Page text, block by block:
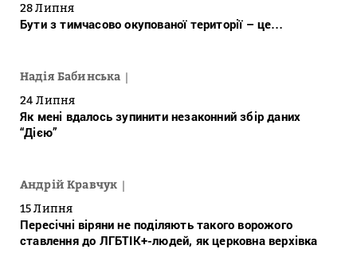
28 Липня
Бути з тимчасово окупованої території – це…
Надія Бабинська
24 Липня
Як мені вдалось зупинити незаконний збір даних
“Дією”
Андрій Кравчук
15 Липня
Пересічні віряни не поділяють такого ворожого
ставлення до ЛГБТІК+-людей, як церковна верхівка